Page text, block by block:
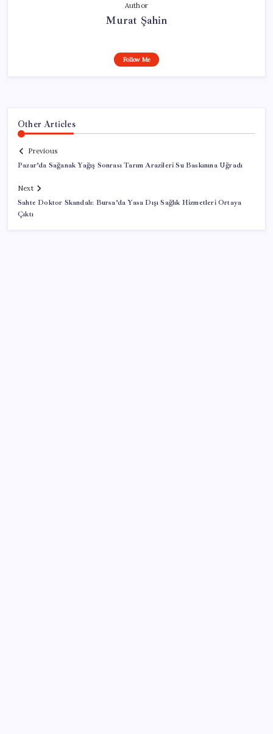
Author
Murat Şahin
Follow Me
Other Articles
Previous
Pazar’da Sağanak Yağış Sonrası Tarım Arazileri Su Baskınına Uğradı
Next
Sahte Doktor Skandalı: Bursa’da Yasa Dışı Sağlık Hizmetleri Ortaya
Çıktı